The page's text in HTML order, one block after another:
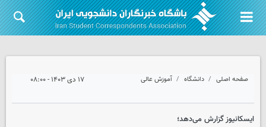
صفحه اصلی دانشگاه آموزش عالی ۱۷ دی ۱۴۰۳ - ۰۸:۰۰
ایسکانیوز گزارش می‌دهد؛